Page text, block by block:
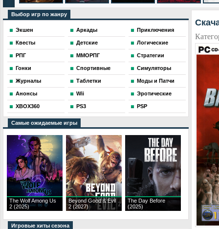
Выбор игр по жанру
Экшен Аркады Приключения
Квесты Детские Логические
РПГ ММОРПГ Стратегии
Гонки Спортивные Симуляторы
Журналы Таблетки Моды и Патчи
Анонсы Wii Эротические
XBOX360 PS3 PSP
Самые ожидаемые игры
The Wolf Among Us
2 (2025)
Beyond Good & Evil
2 (2027)
The Day Before
(2025)
Игровые хиты сезона